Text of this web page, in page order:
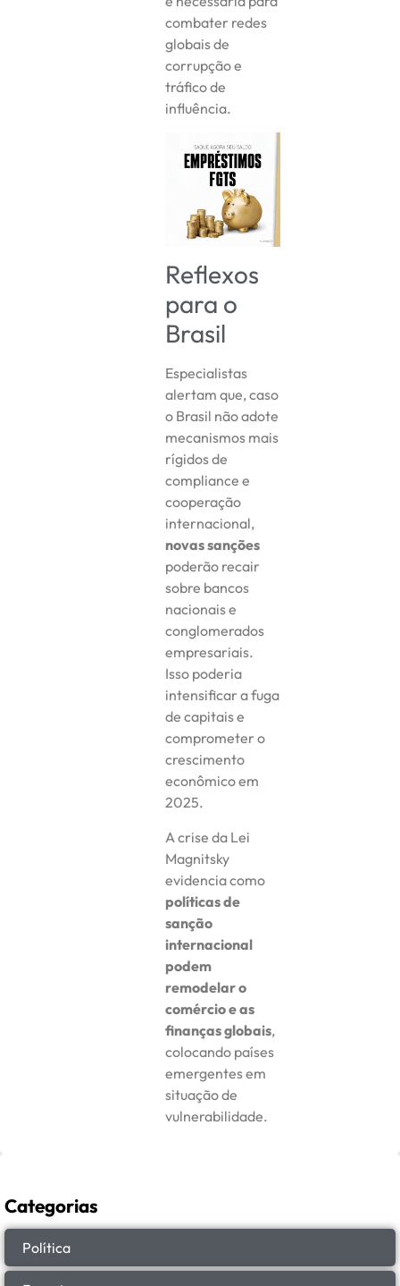
combater redes
globais de
corrupção e
tráfico de
influência.
Reflexos
para o
Brasil
Especialistas
alertam que, caso
o Brasil não adote
mecanismos mais
rígidos de
compliance e
cooperação
internacional,
novas sanções
poderão recair
sobre bancos
nacionais e
conglomerados
empresariais.
Isso poderia
intensificar a fuga
de capitais e
comprometer o
crescimento
econômico em
2025.
A crise da Lei
Magnitsky
evidencia como
políticas de
sanção
internacional
podem
remodelar o
comércio e as
finanças globais,
colocando países
emergentes em
situação de
vulnerabilidade.
Categorias
Política